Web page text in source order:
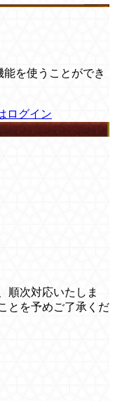
を使うことができ
ログイン
順次対応いたしま
とを予めご了承くだ